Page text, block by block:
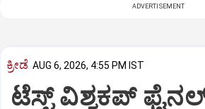
ADVERTISEMENT
ಕ್ರೀಡೆ AUG 6, 2026, 4:55 PM IST
ಟೆಸ್ಟ್ ವಿಶ್ವಕಪ್‌